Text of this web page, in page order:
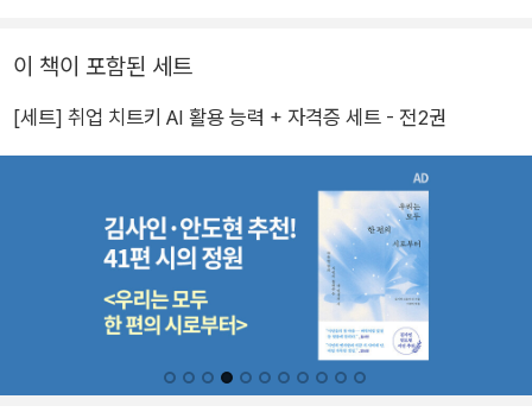
이 책이 포함된 세트
[세트] 취업 치트키 AI 활용 능력 + 자격증 세트 - 전2권